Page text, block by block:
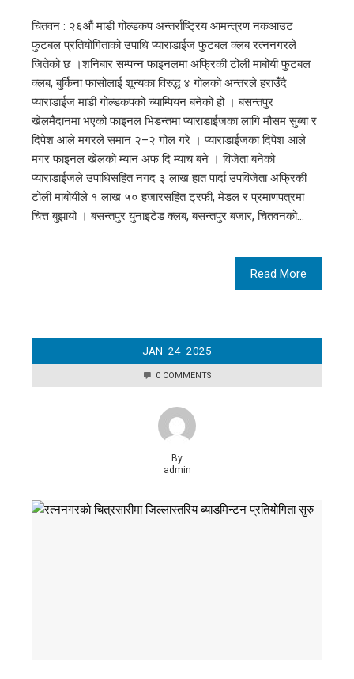
चितवन : २६औं माडी गोल्डकप अन्तर्राष्ट्रिय आमन्त्रण नकआउट
फुटबल प्रतियोगिताको उपाधि प्याराडाईज फुटबल क्लब रत्ननगरले
जितेको छ ।शनिबार सम्पन्न फाइनलमा अफ्रिकी टोली माबोयी फुटबल
क्लब, बुर्किना फासोलाई शून्यका विरुद्ध ४ गोलको अन्तरले हराउँदै
प्याराडाईज माडी गोल्डकपको च्याम्पियन बनेको हो । बसन्तपुर
खेलमैदानमा भएको फाइनल भिडन्तमा प्याराडाईजका लागि मौसम सुब्बा र
दिपेश आले मगरले समान २–२ गोल गरे । प्याराडाईजका दिपेश आले
मगर फाइनल खेलको म्यान अफ दि म्याच बने । विजेता बनेको
प्याराडाईजले उपाधिसहित नगद ३ लाख हात पार्दा उपविजेता अफ्रिकी
टोली माबोयीले १ लाख ५० हजारसहित ट्रफी, मेडल र प्रमाणपत्रमा
चित्त बुझायो । बसन्तपुर युनाइटेड क्लब, बसन्तपुर बजार, चितवनको…
Read More
JAN 24 2025
0 COMMENTS
By
admin